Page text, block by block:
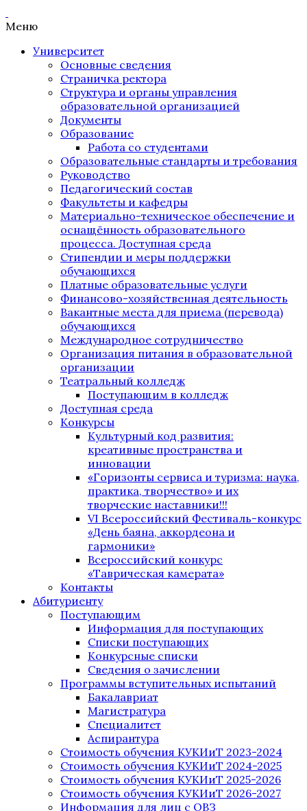
Меню
Университет
Основные сведения
Страничка ректора
Структура и органы управления
образовательной организацией
Документы
Образование
Работа со студентами
Образовательные стандарты и требования
Руководство
Педагогический состав
Факультеты и кафедры
Материально-техническое обеспечение и
оснащённость образовательного
процесса. Доступная среда
Стипендии и меры поддержки
обучающихся
Платные образовательные услуги
Финансово-хозяйственная деятельность
Вакантные места для приема (перевода)
обучающихся
Международное сотрудничество
Организация питания в образовательной
организации
Театральный колледж
Поступающим в колледж
Доступная среда
Конкурсы
Культурный код развития:
креативные пространства и
инновации
«Горизонты сервиса и туризма: наука,
практика, творчество» и их
творческие наставники!!!
VI Всероссийский Фестиваль-конкурс
«День баяна, аккордеона и
гармоники»
Всероссийский конкурс
«Таврическая камерата»
Контакты
Абитуриенту
Поступающим
Информация для поступающих
Списки поступающих
Конкурсные списки
Сведения о зачислении
Программы вступительных испытаний
Бакалавриат
Магистратура
Специалитет
Аспирантура
Стоимость обучения КУКИиТ 2023-2024
Стоимость обучения КУКИиТ 2024-2025
Стоимость обучения КУКИиТ 2025-2026
Стоимость обучения КУКИиТ 2026-2027
Информация для лиц с ОВЗ